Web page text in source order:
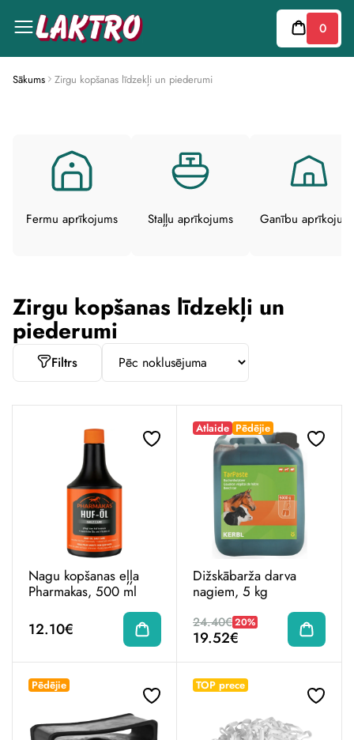
website
includes
accessibility
Press
adjustments.
menu.
0
Sākums Zirgu kopšanas līdzekļi un piederumi
Fermu aprīkojums Staļļu aprīkojums Ganību
Zirgu kopšanas līdzekļi un
piederumi
Filtrs
Nagu kopšanas eļļa
Pharmakas, 500 ml
12.10€
Atlaide Pēdējie
Dižskābarža darva
nagiem, 5 kg
24.40€20%
19.52€
Pēdējie TOP prece